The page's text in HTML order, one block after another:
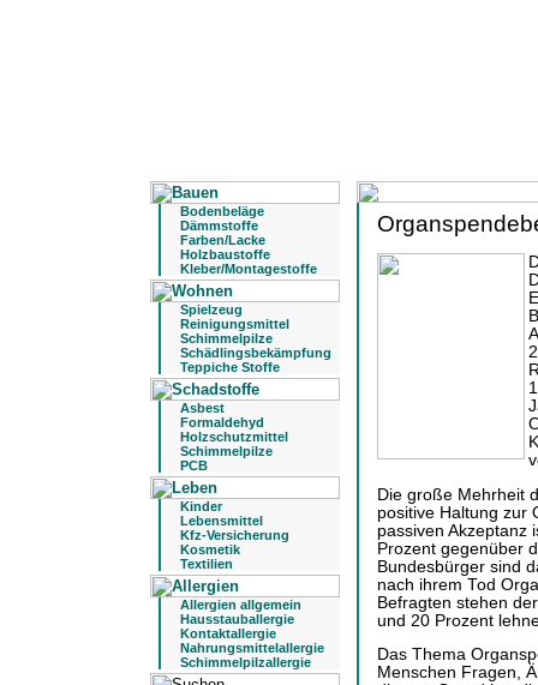
Bodenbeläge
Dämmstoffe
Farben/Lacke
Holzbaustoffe
Kleber/Montagestoffe
Spielzeug
Reinigungsmittel
Schimmelpilze
Schädlingsbekämpfung
Teppiche Stoffe
Asbest
Formaldehyd
Holzschutzmittel
Schimmelpilze
PCB
Kinder
Lebensmittel
Kfz-Versicherung
Kosmetik
Textilien
Allergien allgemein
Hausstauballergie
Kontaktallergie
Nahrungsmittelallergie
Schimmelpilzallergie
Die große Mehrheit
positive Haltung zur
passiven Akzeptanz
Prozent gegenüber
Bundesbürger sind
nach ihrem Tod
Befragten stehen
und 20 Prozent
Das Thema
Menschen Fragen,